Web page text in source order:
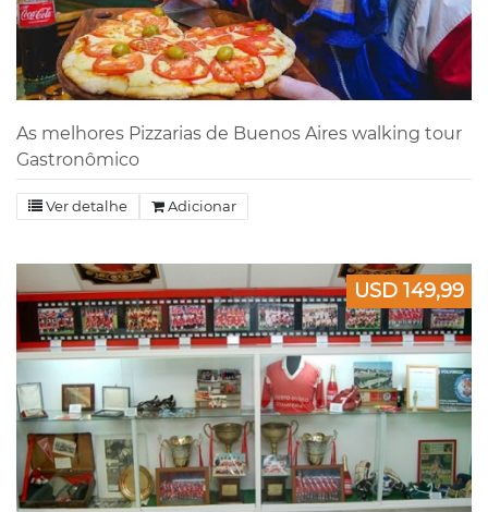
As melhores Pizzarias de Buenos Aires walking tour
Gastronômico
Ver detalhe Adicionar
USD 149,99